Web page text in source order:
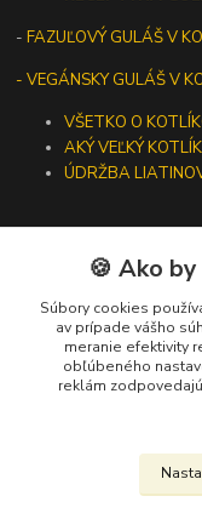
-FAZUĽOVÝ GULÁŠ V
- VEGÁNSKY GULÁŠ V
VŠETKO O
AKÝ VEĽKÝ
ÚDRŽBA
Kontakty
+421 919 275
(Po-Pia, 10-13 hod.)
🍪 Ako
Súbory cookies
av prípade vášho
meranie efektivity
obľúbeného
reklám